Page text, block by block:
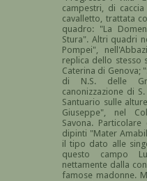
campestri, di
cavalletto, trattata
quadro: "La
Stura". Altri quadri
Pompei",
replica dello stesso
Caterina di Genova;
di N.S. delle
canonizzazione di
Santuario sulle
Giuseppe", nel
Savona.
dipinti "Mater
il tipo dato alle
questo campo
nettamente dalla
famose madonne.